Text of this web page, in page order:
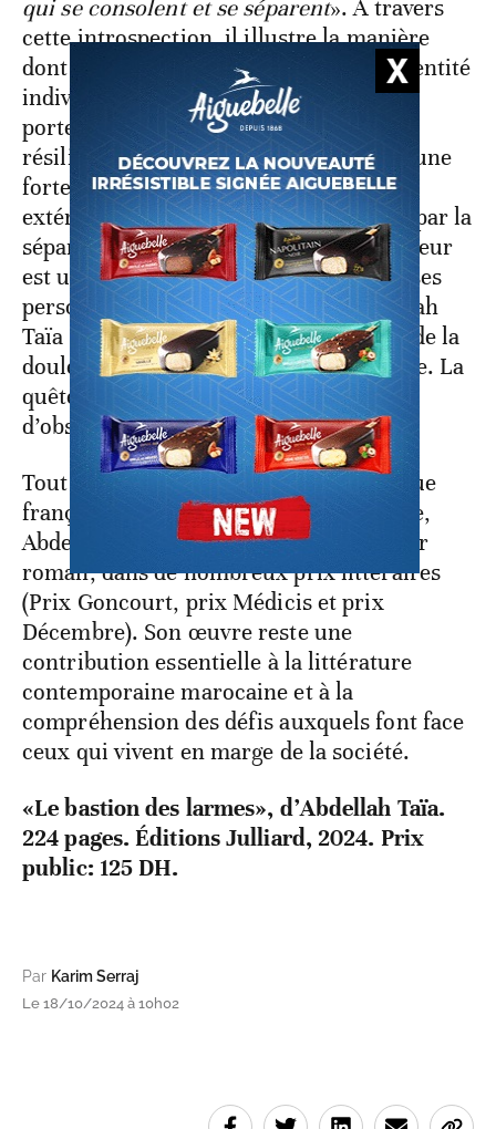
qui se consolent et se séparent». À travers
cette introspection, il illustre la manière
dont la mémoire collective façonne l’identité
individuelle, rendant chaque habitant
porteur d’un héritage de douleur et de
résilience. Cette double réalité -celle d’une
forteresse érigée contre les attaques
extérieures et celle d’un cœur meurtri par la
séparation- imprègne le récit où la douleur
est une part intégrante de l’identité de ses
personnages. À la fin du roman, Abdellah
Taïa laisse suggérer que même au sein de la
douleur, il existe des espaces de lumière. La
quête de soi est un chemin parsemé
d’obstacles, mais aussi de découvertes.
Tout juste couronné du prix de la Langue
française pour l’ensemble de son œuvre,
Abdellah Taïa est en lice, avec ce dernier
roman, dans de nombreux prix littéraires
(Prix Goncourt, prix Médicis et prix
Décembre). Son œuvre reste une
contribution essentielle à la littérature
contemporaine marocaine et à la
compréhension des défis auxquels font face
ceux qui vivent en marge de la société.
«Le bastion des larmes», d’Abdellah Taïa.
224 pages. Éditions Julliard, 2024. Prix
public: 125 DH.
Par Karim Serraj
Le 18/10/2024 à 10h02